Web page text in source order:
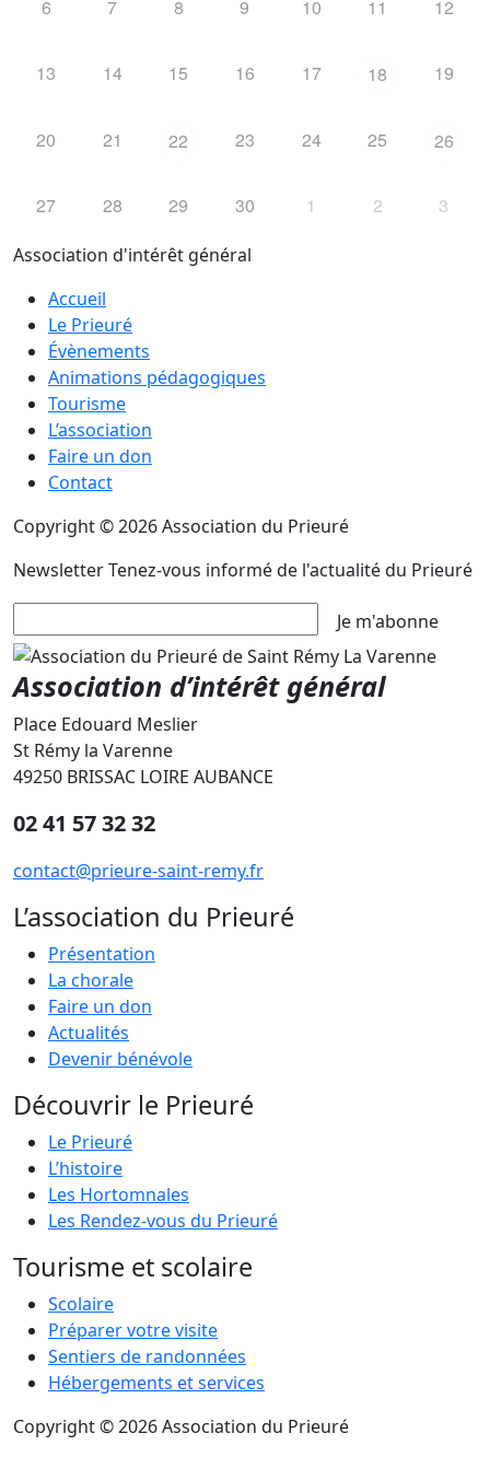
6 7 8 9 10 11 12
13 14 15 16 17 18 19
20 21 22 23 24 25 26
27 28 29 30 1 2 3
Association d'intérêt général
Accueil
Le Prieuré
Évènements
Animations pédagogiques
Tourisme
L’association
Faire un don
Contact
Copyright © 2026 Association du Prieuré
NewsletterTenez-vous informé de l'actualité du Prieuré
Je m'abonne
Association d’intérêt général
Place Edouard Meslier
St Rémy la Varenne
49250 BRISSAC LOIRE AUBANCE
02 41 57 32 32
contact@prieure-saint-remy.fr
L’association du Prieuré
Présentation
La chorale
Faire un don
Actualités
Devenir bénévole
Découvrir le Prieuré
Le Prieuré
L’histoire
Les Hortomnales
Les Rendez-vous du Prieuré
Tourisme et scolaire
Scolaire
Préparer votre visite
Sentiers de randonnées
Hébergements et services
Copyright © 2026 Association du Prieuré